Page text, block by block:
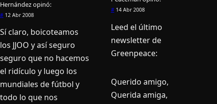
Hernándezopinó:
# 12 Abr 2008
Sí­ claro, boicoteamos
los JJOO y así­ seguro
seguro que no hacemos
el ridí­culo y luego los
mundiales de fútbol y
todo lo que nos
#14 Abr 2008
Leed el último
newsletter de
Greenpeace:
Querido amigo,
Querida amiga,